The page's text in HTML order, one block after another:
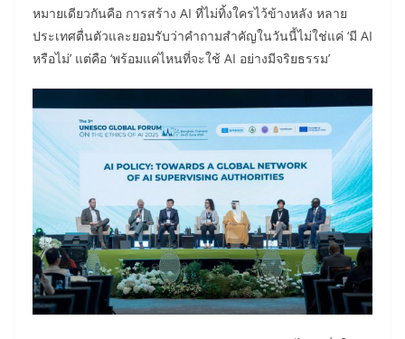
หมายเดียวกันคือ การสร้าง AI ที่ไม่ทิ้งใครไว้ข้างหลัง หลาย
ประเทศตื่นตัวและยอมรับว่าคำถามสำคัญในวันนี้ไม่ใช่แค่ ‘มี AI
หรือไม่’ แต่คือ ‘พร้อมแค่ไหนที่จะใช้ AI อย่างมีจริยธรรม’